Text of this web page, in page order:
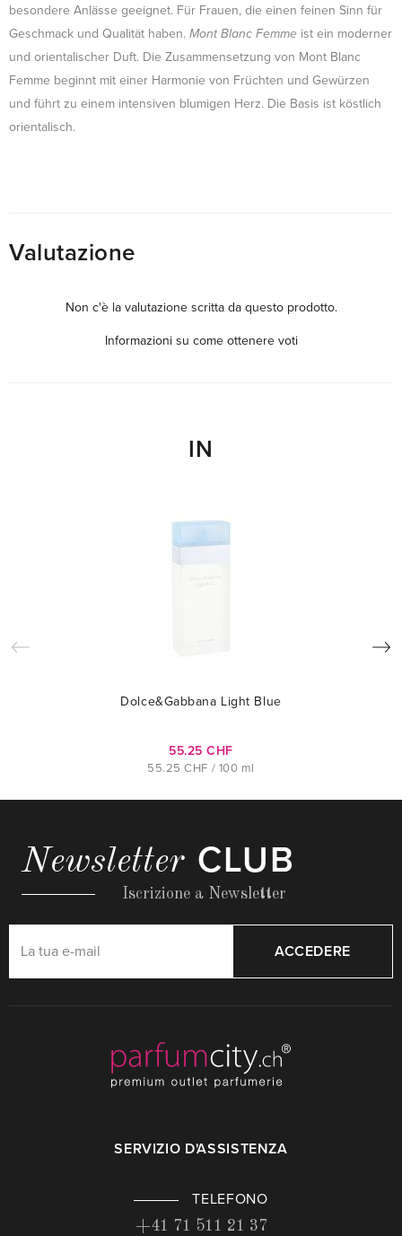
besondere Anlässe geeignet. Für Frauen, die einen feinen Sinn für
Geschmack und Qualität haben. Mont Blanc Femme ist ein moderner
und orientalischer Duft. Die Zusammensetzung von Mont Blanc
Femme beginnt mit einer Harmonie von Früchten und Gewürzen
und führt zu einem intensiven blumigen Herz. Die Basis ist köstlich
orientalisch.
Valutazione
Non c'è la valutazione scritta da questo prodotto.
Informazioni su come ottenere voti
IN
Dolce&Gabbana Light Blue
55.25 CHF
55.25 CHF / 100 ml
Newsletter CLUB
Iscrizione a Newsletter
ACCEDERE
SERVIZIO D'ASSISTENZA
TELEFONO
+41 71 511 21 37